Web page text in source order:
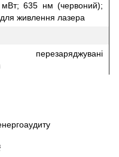
мВт; 635 нм (червоний);
живлення лазера
перезаряджувані